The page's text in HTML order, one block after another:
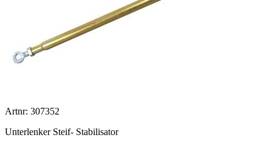
Artnr: 307352
Unterlenker Steif- Stabilisator